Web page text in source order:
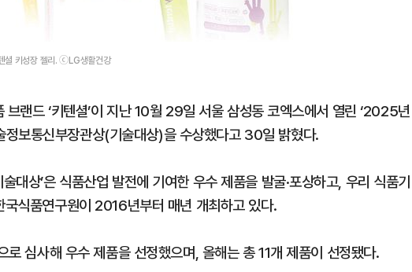
셜 키성장 젤리. ⓒLG생활건강
랜드 ‘키텐셜’이 지난 10월 29일 서울 삼성동 코엑스에서 열린 ‘2025년
정보통신부장관상(기술대상)을 수상했다고 30일 밝혔다.
대상’은 식품산업 발전에 기여한 우수 제품을 발굴·포상하고, 우리 식품기
식품연구원이 2016년부터 매년 개최하고 있다.
심사해 우수 제품을 선정했으며, 올해는 총 11개 제품이 선정됐다.